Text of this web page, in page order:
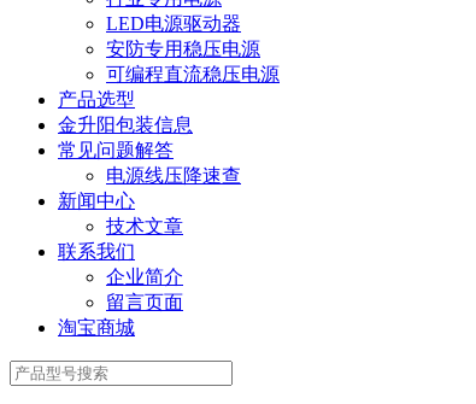
LED电源驱动器
安防专用稳压电源
可编程直流稳压电源
产品选型
金升阳包装信息
常见问题解答
电源线压降速查
新闻中心
技术文章
联系我们
企业简介
留言页面
淘宝商城